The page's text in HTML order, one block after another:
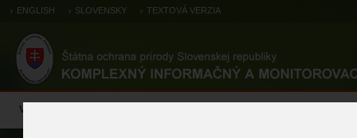
ENGLISH SLOVENSKY TEXTOVÁ VERZIA
Výsledky monitoringu